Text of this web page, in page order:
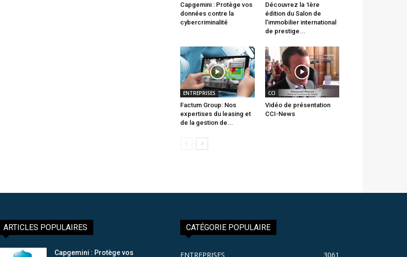
Capgemini : Protège vos
données contre la
cybercriminalité
Découvrez la 1ère
édition du Salon de
l’immobilier international
de prestige...
ENTREPRISES
Factum Group: Nos
expertises du leasing et
de la gestion de...
CCI
Vidéo de présentation
CCI-News
ARTICLES POPULAIRES
Capgemini : Protège vos
CATÉGORIE POPULAIRE
ENTREPRISES 3061